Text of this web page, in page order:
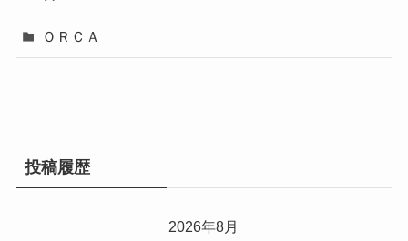
ＯＲＣＡ
投稿履歴
2026年8月